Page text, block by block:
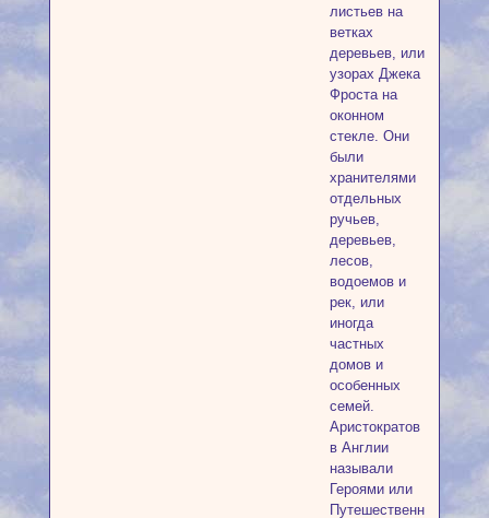
листьев на
ветках
деревьев, или
узорах Джека
Фроста на
оконном
стекле. Они
были
хранителями
отдельных
ручьев,
деревьев,
лесов,
водоемов и
рек, или
иногда
частных
домов и
особенных
семей.
Аристократов
в Англии
называли
Героями или
Путешественниками